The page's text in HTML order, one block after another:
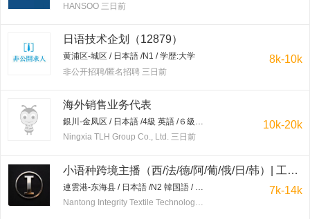
HANSOO 三日前
日语技术企划（12879）
黄浦区-城区 / 日本語 /N1 / 学歴:大学
非公开招聘/匿名招聘 三日前
8k-10k
海外销售业务代表
銀川-金凤区 / 日本語 /4級 英語 /６級 日本語を優先 / 学歴:大学
Ningxia TLH Group Co., Ltd. 三日前
10k-20k
小语种跨境主播（西/法/德/阿/葡/俄/日/韩）| 工作地点：连云港东海水晶城 | 保底7-20K+提成+免费培训
連雲港-东海县 / 日本語 /N2 韓国語 / 学歴:を問わず
Nantong Integrity Textile Technology Co.,Ltd 三日前
7k-14k